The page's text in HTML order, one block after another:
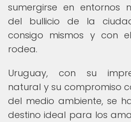
sumergirse en entornos
del bullicio de la
consigo mismos y con
rodea.
Uruguay, con su
natural y su compromiso
del medio ambiente, se
destino ideal para los